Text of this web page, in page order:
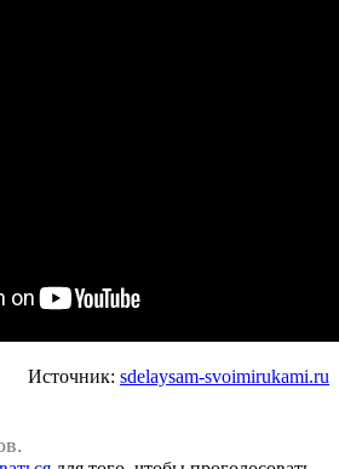
Источник: sdelaysam-svoimirukami.ru